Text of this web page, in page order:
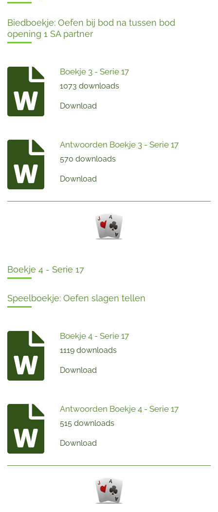
Biedboekje: Oefen bij bod na tussen bod
opening 1 SA partner
Boekje 3 - Serie 17
1073 downloads
Download
Antwoorden Boekje 3 - Serie 17
570 downloads
Download
Boekje 4 - Serie 17
Speelboekje: Oefen slagen tellen
Boekje 4 - Serie 17
1119 downloads
Download
Antwoorden Boekje 4 - Serie 17
515 downloads
Download